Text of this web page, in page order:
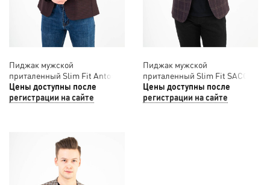
Пиджак мужской
приталенный Slim Fit Antonio
Rossi 12/034
Цены доступны после
регистрации на сайте
Пиджак мужской
приталенный Slim Fit SACO
12/039
Цены доступны после
регистрации на сайте